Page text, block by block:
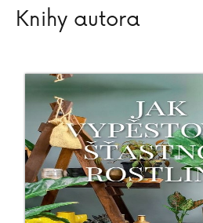
Knihy autora